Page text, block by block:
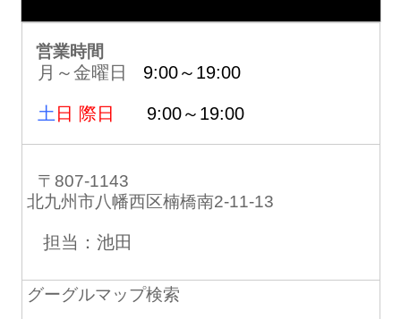
営業時間
月～金曜日 9:00～19:00
土 日 際日 9:00～19:00
〒807-1143
北九州市八幡西区楠橋南2-11-13
担当：池田
グーグルマップ検索